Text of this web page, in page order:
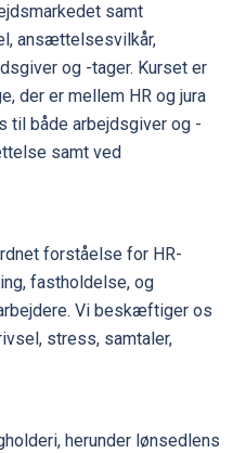
samt
ansættelsesvilkår,
og -tager. Kurset er
der er mellem HR og jura
til både arbejdsgiver og -
samt ved
forståelse for HR-
fastholdelse, og
Vi beskæftiger os
stress, samtaler,
herunder lønsedlens